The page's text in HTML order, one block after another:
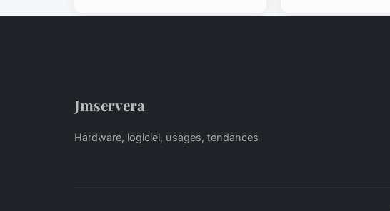
Jmservera
Hardware, logiciel, usages, tendances